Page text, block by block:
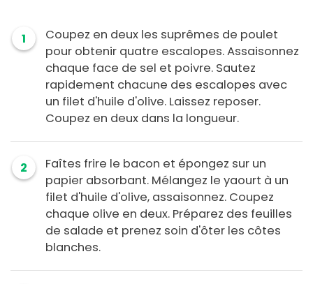
1
Coupez en deux les suprêmes de poulet
pour obtenir quatre escalopes. Assaisonnez
chaque face de sel et poivre. Sautez
rapidement chacune des escalopes avec
un filet d'huile d'olive. Laissez reposer.
Coupez en deux dans la longueur.
2
Faîtes frire le bacon et épongez sur un
papier absorbant. Mélangez le yaourt à un
filet d'huile d'olive, assaisonnez. Coupez
chaque olive en deux. Préparez des feuilles
de salade et prenez soin d'ôter les côtes
blanches.